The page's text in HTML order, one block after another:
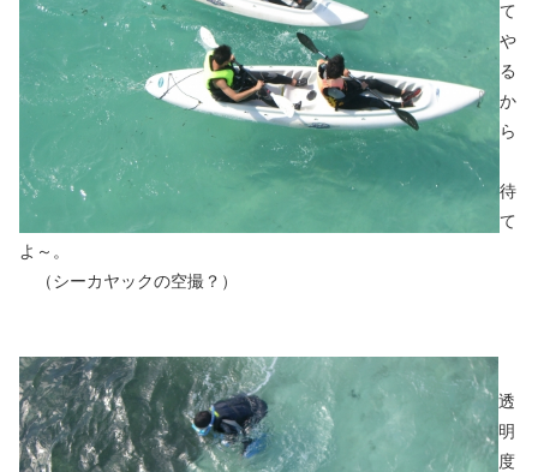
て
や
る
か
ら
待
て
よ～。
（シーカヤックの空撮？）
透
明
度